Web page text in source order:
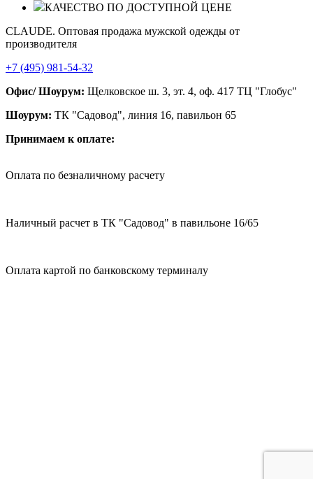
КАЧЕСТВО ПО ДОСТУПНОЙ ЦЕНЕ
CLAUDE. Оптовая продажа мужской одежды от
производителя
+7 (495) 981-54-32
Офис/ Шоурум: Щелковское ш. 3, эт. 4, оф. 417 ТЦ "Глобус"
Шоурум: ТК "Садовод", линия 16, павильон 65
Принимаем к оплате:
Оплата по безналичному расчету
Наличный расчет в ТК "Садовод" в павильоне 16/65
Оплата картой по банковскому терминалу